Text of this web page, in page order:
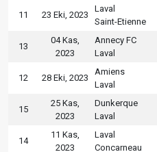
11 23 Eki, 2023
Laval
Saint-Etienne
13
04 Kas,
2023
Annecy FC
Laval
12 28 Eki, 2023
Amiens
Laval
15
25 Kas,
2023
Dunkerque
Laval
14
11 Kas,
2023
Laval
Concarneau